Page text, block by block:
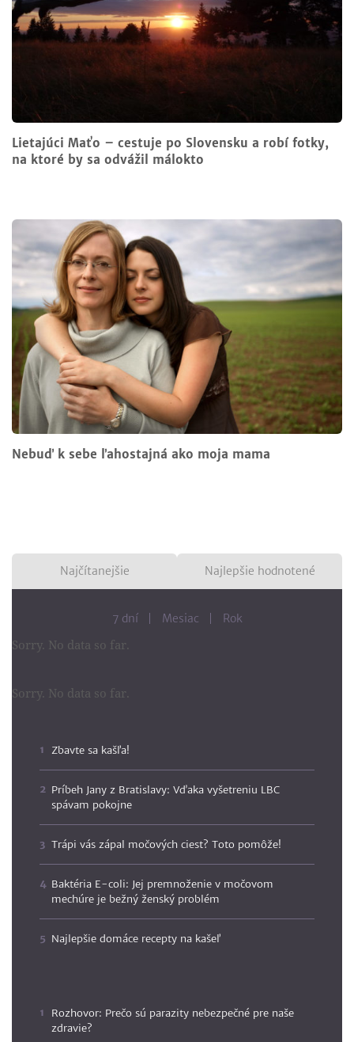
Lietajúci Maťo – cestuje po Slovensku a robí fotky,
na ktoré by sa odvážil málokto
Nebuď k sebe ľahostajná ako moja mama
Najčítanejšie Najlepšie hodnotené
7 dní Mesiac Rok
Sorry. No data so far.
Sorry. No data so far.
Zbavte sa kašľa!
Príbeh Jany z Bratislavy: Vďaka vyšetreniu LBC
spávam pokojne
Trápi vás zápal močových ciest? Toto pomôže!
Baktéria E-coli: Jej premnoženie v močovom
mechúre je bežný ženský problém
Najlepšie domáce recepty na kašeľ
Rozhovor: Prečo sú parazity nebezpečné pre naše
zdravie?